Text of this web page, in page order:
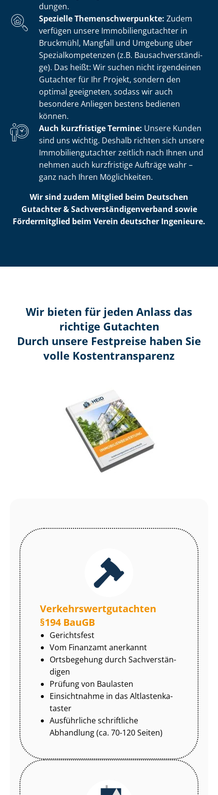
dun­gen.
Spezielle The­men­schwer­punk­te: Zudem
verfügen unsere Im­mo­bi­li­en­gut­ach­ter in
Bruckmühl, Mangfall und Umgebung über
Spe­zi­al­kom­pe­ten­zen (z.B. Bau­sach­ver­stän­di­
ge). Das heißt: Wir suchen nicht irgendeinen
Gutachter für Ihr Projekt, sondern den
optimal geeigneten, sodass wir auch
besondere Anliegen bestens bedienen
können.
Auch kurzfristige Termine: Unsere Kunden
sind uns wichtig. Deshalb richten sich unsere
Im­mo­bi­li­en­gut­ach­ter zeitlich nach Ihnen und
nehmen auch kurzfristige Aufträge wahr –
ganz nach Ihren Möglichkeiten.
Wir sind zudem Mitglied beim Deutschen
Gutachter & Sach­ver­stän­di­gen­ver­band sowie
Fördermitglied beim Verein deutscher Ingenieure.
Wir bieten für jeden Anlass das
richtige Gutachten
Durch unsere Festpreise haben Sie
volle Kosten­transparenz
Ver­kehrs­wert­gut­ach­ten
§194 BauGB
Gerichtsfest
Vom Finanzamt anerkannt
Ortsbegehung durch Sach­ver­stän­
di­gen
Prüfung von Baulasten
Einsichtnahme in das Alt­las­ten­ka­
tas­ter
Ausführliche schriftliche
Abhandlung (ca. 70-120 Seiten)